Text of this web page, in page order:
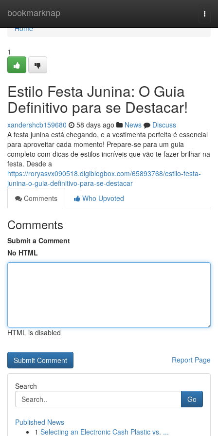
bookmarknap
Home
Home
1
Estilo Festa Junina: O Guia
Definitivo para se Destacar!
xandershcb159680 58 days ago News
Discuss
A festa junina está chegando, e a vestimenta perfeita é essencial
para aproveitar cada momento! Prepare-se para um guia
completo com dicas de estilos incríveis que vão te fazer brilhar na
festa. Desde a
https://roryasvx090518.digiblogbox.com/65893768/estilo-festa-
junina-o-guia-definitivo-para-se-destacar
Comments
Who Upvoted
Comments
Submit a Comment
No HTML
HTML is disabled
Report Page
Search
Go
Published News
1 Selecting an Electronic Cash Plastic vs. ...